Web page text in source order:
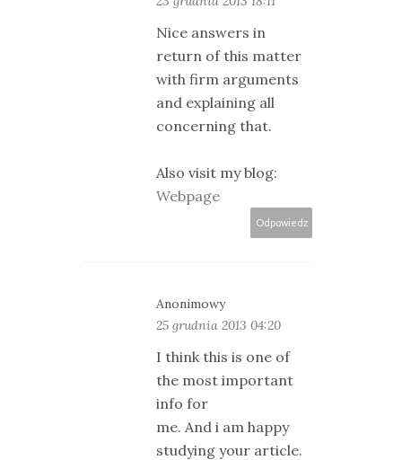
Nice answers in
return of this matter
with firm arguments
and explaining all
concerning that.
Also visit my blog:
Webpage
Odpowiedz
Anonimowy
25 grudnia 2013 04:20
I think this is one of
the most important
info for
me. And i am happy
studying your article.